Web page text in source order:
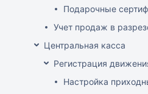
Подарочные
Учет продаж в
Центральная касса
Регистрация
Настройка